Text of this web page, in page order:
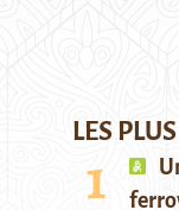
LES